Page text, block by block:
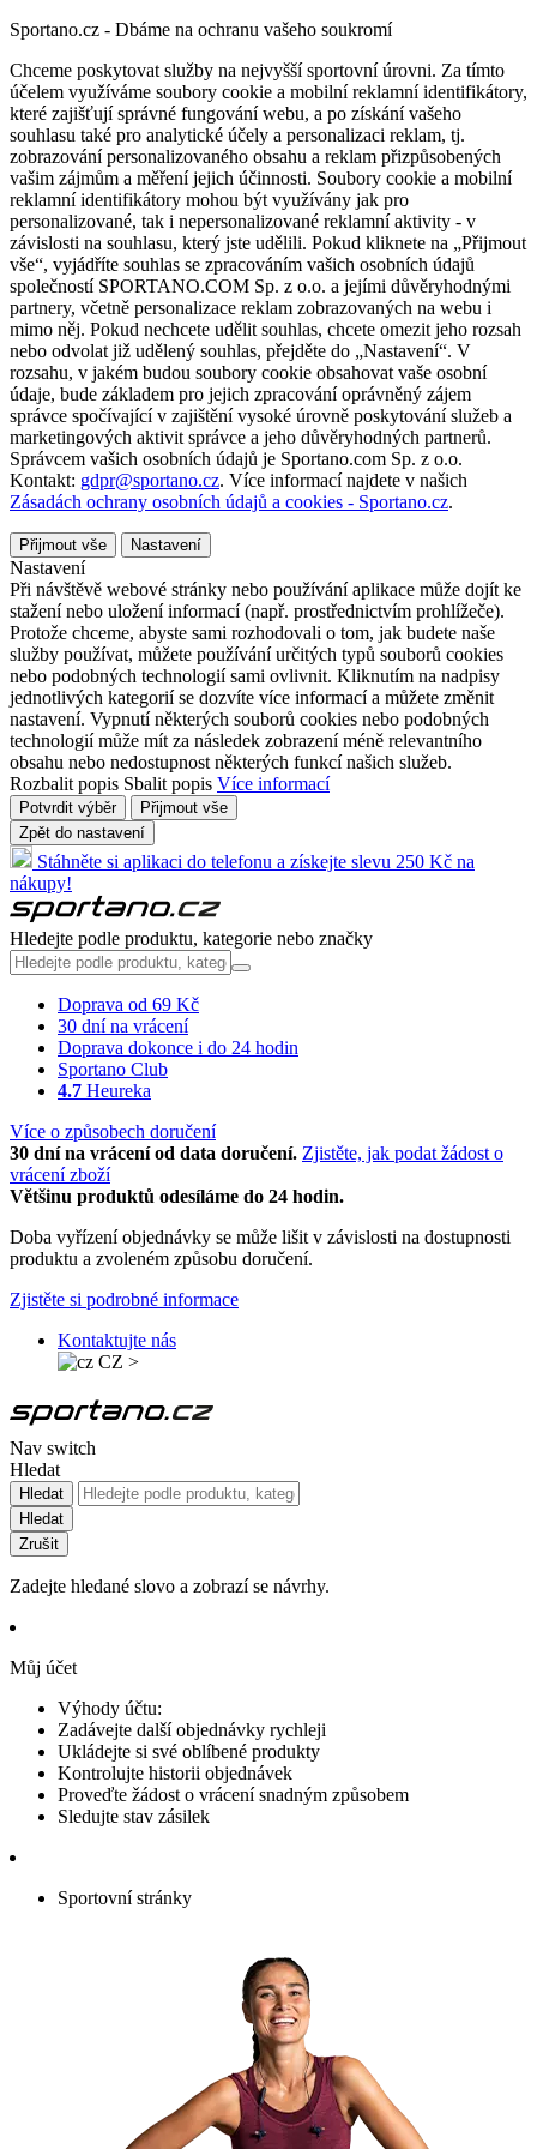
Sportano.cz - Dbáme na ochranu vašeho soukromí
Chceme poskytovat služby na nejvyšší sportovní úrovni. Za tímto
účelem využíváme soubory cookie a mobilní reklamní identifikátory,
které zajišťují správné fungování webu, a po získání vašeho
souhlasu také pro analytické účely a personalizaci reklam, tj.
zobrazování personalizovaného obsahu a reklam přizpůsobených
vašim zájmům a měření jejich účinnosti. Soubory cookie a mobilní
reklamní identifikátory mohou být využívány jak pro
personalizované, tak i nepersonalizované reklamní aktivity - v
závislosti na souhlasu, který jste udělili. Pokud kliknete na „Přijmout
vše“, vyjádříte souhlas se zpracováním vašich osobních údajů
společností SPORTANO.COM Sp. z o.o. a jejími důvěryhodnými
partnery, včetně personalizace reklam zobrazovaných na webu i
mimo něj. Pokud nechcete udělit souhlas, chcete omezit jeho rozsah
nebo odvolat již udělený souhlas, přejděte do „Nastavení“. V
rozsahu, v jakém budou soubory cookie obsahovat vaše osobní
údaje, bude základem pro jejich zpracování oprávněný zájem
správce spočívající v zajištění vysoké úrovně poskytování služeb a
marketingových aktivit správce a jeho důvěryhodných partnerů.
Správcem vašich osobních údajů je Sportano.com Sp. z o.o.
Kontakt: gdpr@sportano.cz. Více informací najdete v našich
Zásadách ochrany osobních údajů a cookies - Sportano.cz.
Přijmout vše Nastavení
Nastavení
Při návštěvě webové stránky nebo používání aplikace může dojít ke
stažení nebo uložení informací (např. prostřednictvím prohlížeče).
Protože chceme, abyste sami rozhodovali o tom, jak budete naše
služby používat, můžete používání určitých typů souborů cookies
nebo podobných technologií sami ovlivnit. Kliknutím na nadpisy
jednotlivých kategorií se dozvíte více informací a můžete změnit
nastavení. Vypnutí některých souborů cookies nebo podobných
technologií může mít za následek zobrazení méně relevantního
obsahu nebo nedostupnost některých funkcí našich služeb.
Rozbalit popis Sbalit popis Více informací
Potvrdit výběr
Přijmout vše
Zpět do nastavení
Stáhněte si aplikaci do telefonu a získejte slevu 250 Kč na
nákupy!
Hledejte podle produktu, kategorie nebo značky
Doprava od 69 Kč
30 dní na vrácení
Doprava dokonce i do 24 hodin
Sportano Club
4.7 Heureka
Více o způsobech doručení
30 dní na vrácení od data doručení. Zjistěte, jak podat žádost o
vrácení zboží
Většinu produktů odesíláme do 24 hodin.
Doba vyřízení objednávky se může lišit v závislosti na dostupnosti
produktu a zvoleném způsobu doručení.
Zjistěte si podrobné informace
Kontaktujte nás
CZ >
Nav switch
Hledat
Hledat
Hledat
Zrušit
Zadejte hledané slovo a zobrazí se návrhy.
Můj účet
Výhody účtu:
Zadávejte další objednávky rychleji
Ukládejte si své oblíbené produkty
Kontrolujte historii objednávek
Proveďte žádost o vrácení snadným způsobem
Sledujte stav zásilek
Sportovní stránky